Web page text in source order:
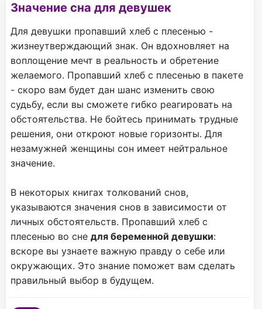
Значение сна для девушек
Для девушки пропавший хлеб с плесенью -
жизнеутверждающий знак. Он вдохновляет на
воплощение мечт в реальность и обретение
желаемого. Пропавший хлеб с плесенью в пакете
- скоро вам будет дан шанс изменить свою
судьбу, если вы сможете гибко реагировать на
обстоятельства. Не бойтесь принимать трудные
решения, они откроют новые горизонты. Для
незамужней женщины сон имеет нейтральное
значение.
В некоторых книгах толкований снов,
указываются значения снов в зависимости от
личных обстоятельств. Пропавший хлеб с
плесенью во сне для беременной девушки:
вскоре вы узнаете важную правду о себе или
окружающих. Это знание поможет вам сделать
правильный выбор в будущем.